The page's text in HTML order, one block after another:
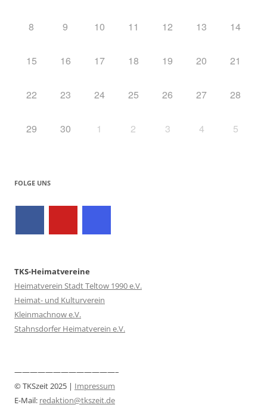
8 9 10 11 12 13 14
15 16 17 18 19 20 21
22 23 24 25 26 27 28
29 30 1 2 3 4 5
FOLGE UNS
TKS-Heimatvereine
Heimatverein Stadt Teltow 1990 e.V.
Heimat- und Kulturverein
Kleinmachnow e.V.
Stahnsdorfer Heimatverein e.V.
—————————————–
© TKSzeit 2025 | Impressum
E-Mail: redaktion@tkszeit.de